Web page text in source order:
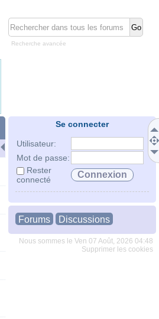
Recherche avancée
Se connecter
Utilisateur:
Mot de passe:
Rester
connecté
Forums Discussions
Nous sommes le Ven 07 Août, 2026 04:48
Supprimer les cookies